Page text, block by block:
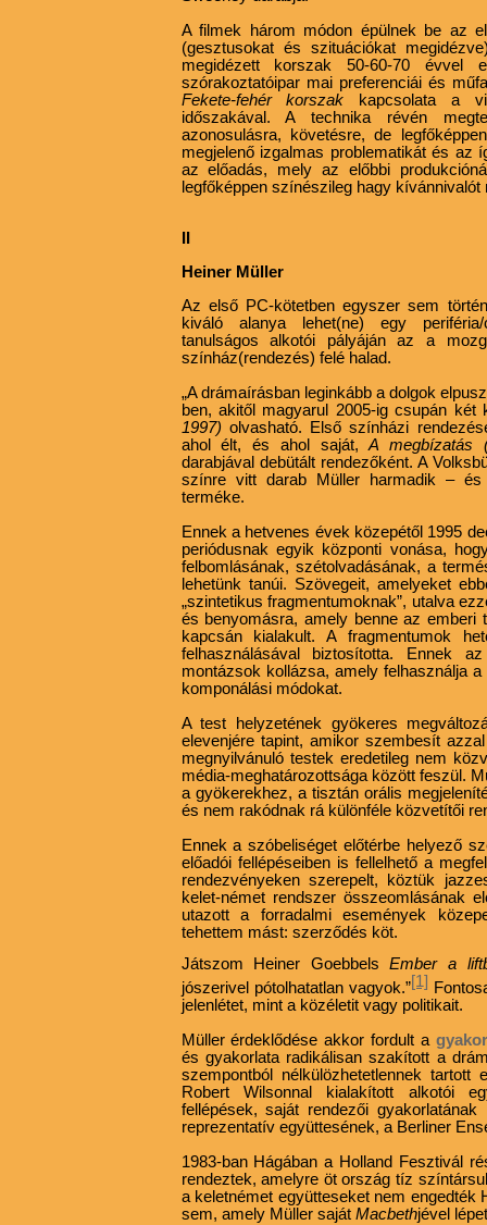
A filmek három módon épülnek be az
(gesztusokat és szituációkat
megidézett korszak 50-60-70
szórakoztatóipar mai preferenciái és
Fekete-fehér korszak
kapcsolata a
időszakával. A technika révén
azonosulásra, követésre, de
megjelenő izgalmas problematikát és az
az előadás, mely az előbbi
legfőképpen színészileg hagy kívánnivalót
Heiner Müller
Az első PC-kötetben egyszer sem
kiváló alanya lehet(ne) egy periféria/
tanulságos alkotói pályáján az a
színház(rendezés) felé halad.
„A drámaírásban leginkább a dolgok
ben, akitől magyarul 2005-ig csupán
1997) olvasható. Első színházi
ahol élt,
és ahol saját,A megbízatás
darabjával debütált rendezőként. A
színre vitt darab Müller harmadik –
terméke.
Ennek a hetvenes évek közepétől 1995
periódusnak egyik központi vonása,
felbomlásának, szétolvadásának, a
lehetünk tanúi. Szövegeit, amelyeket
„szintetikus fragmentumoknak”, utalva
és benyomásra, amely benne az emberi
kapcsán kialakult. A fragmentumok
felhasználásával biztosította. Ennek
montázsok kollázsa, amely felhasználja
komponálási módokat.
A test helyzetének gyökeres
elevenjére tapint, amikor szembesít
megnyilvánuló testek eredetileg nem
média-meghatározottsága között feszül.
a gyökerekhez, a tisztán orális
és nem rakódnak rá különféle közvetítői
Ennek a szóbeliséget előtérbe helyező
előadói fellépéseiben is fellelhető a
rendezvényeken szerepelt, köztük
kelet-német rendszer összeomlásának
utazott a forradalmi események
tehettem mást: szerződés köt.
Játszom Heiner GoebbelsEmber a
jószerivel pótolhatatlan vagyok.”[1]
jelenlétet, mint a közéletit vagy politikait.
Müller érdeklődése akkor fordult a
és gyakorlata radikálisan szakított a
szempontból nélkülözhetetlennek
Robert Wilsonnal kialakított alkotói
fellépések, saját rendezői
reprezentatív együttesének, a Berliner
1983-ban Hágában a Holland Fesztivál
rendeztek, amelyre öt ország tíz
a keletnémet együtteseket nem engedték
sem, amely Müller saját Macbethjével